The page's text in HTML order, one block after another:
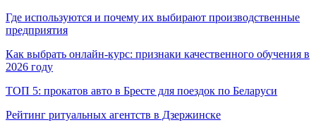
Где используются и почему их выбирают производственные
предприятия
Как выбрать онлайн-курс: признаки качественного обучения в
2026 году
ТОП 5: прокатов авто в Бресте для поездок по Беларуси
Рейтинг ритуальных агентств в Дзержинске